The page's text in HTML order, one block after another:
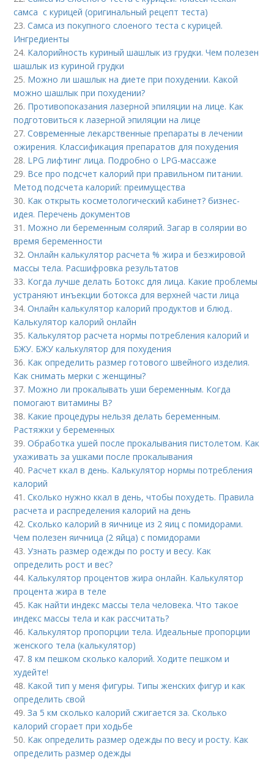
самса с курицей (оригинальный рецепт теста)
23.Самса из покупного слоеного теста с курицей.
Ингредиенты
24. Калорийность куриный шашлык из грудки. Чем полезен
шашлык из куриной грудки
25. Можно ли шашлык на диете при похудении. Какой
можно шашлык при похудении?
26. Противопоказания лазерной эпиляции на лице. Как
подготовиться к лазерной эпиляции на лице
27.Современные лекарственные препараты в лечении
ожирения. Классификация препаратов для похудения
28. LPG лифтинг лица. Подробно о LPG-массаже
29. Все про подсчет калорий при правильном питании.
Метод подсчета калорий: преимущества
30. Как открыть косметологический кабинет? бизнес-
идея. Перечень документов
31. Можно ли беременным солярий. Загар в солярии во
время беременности
32.Онлайн калькулятор расчета % жира и безжировой
массы тела. Расшифровка результатов
33. Когда лучше делать Ботокс для лица. Какие проблемы
устраняют инъекции ботокса для верхней части лица
34.Онлайн калькулятор калорий продуктов и блюд..
Калькулятор калорий онлайн
35. Калькулятор расчета нормы потребления калорий и
БЖУ. БЖУ калькулятор для похудения
36. Как определить размер готового швейного изделия.
Как снимать мерки с женщины?
37. Можно ли прокалывать уши беременным. Когда
помогают витамины B?
38. Какие процедуры нельзя делать беременным.
Растяжки у беременных
39.Обработка ушей после прокалывания пистолетом. Как
ухаживать за ушками после прокалывания
40. Расчет ккал в день. Калькулятор нормы потребления
калорий
41.Сколько нужно ккал в день, чтобы похудеть. Правила
расчета и распределения калорий на день
42.Сколько калорий в яичнице из 2 яиц с помидорами.
Чем полезен яичница (2 яйца) с помидорами
43.Узнать размер одежды по росту и весу. Как
определить рост и вес?
44. Калькулятор процентов жира онлайн. Калькулятор
процента жира в теле
45. Как найти индекс массы тела человека. Что такое
индекс массы тела и как рассчитать?
46. Калькулятор пропорции тела. Идеальные пропорции
женского тела (калькулятор)
47.8 км пешком сколько калорий. Ходите пешком и
худейте!
48. Какой тип у меня фигуры. Типы женских фигур и как
определить свой
49.За 5 км сколько калорий сжигается за. Сколько
калорий сгорает при ходьбе
50. Как определить размер одежды по весу и росту. Как
определить размер одежды